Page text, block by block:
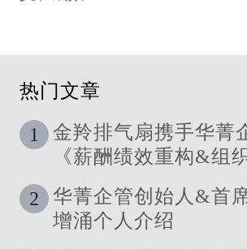
热门文章
1
金羚排气扇携手华菁
《薪酬绩效重构&组
2
华菁企管创始人&首
增涌个人介绍